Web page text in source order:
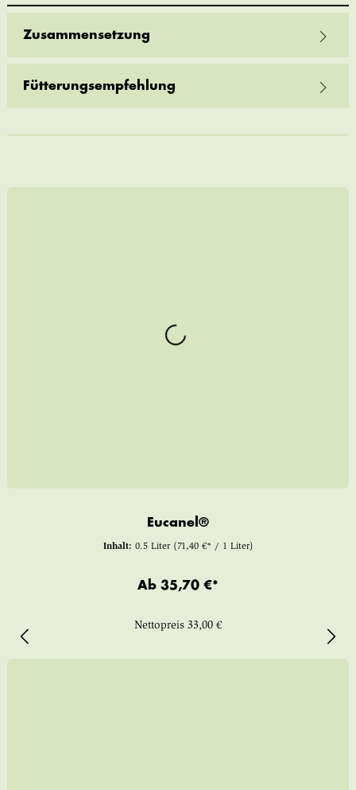
Zusammensetzung
Fütterungsempfehlung
Eucanel®
Inhalt: 0.5 Liter (71,40 €* / 1 Liter)
Ab 35,70 €*
Nettopreis 33,00 €